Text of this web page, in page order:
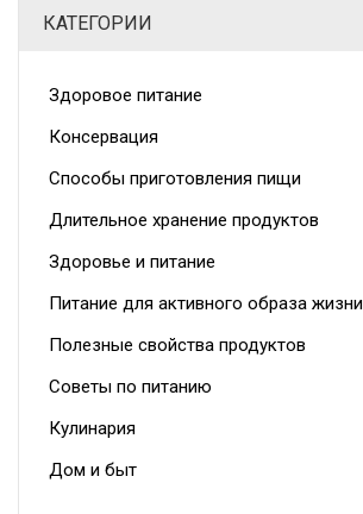
КАТЕГОРИИ
Здоровое питание
Консервация
Способы приготовления пищи
Длительное хранение продуктов
Здоровье и питание
Питание для активного образа жизни
Полезные свойства продуктов
Советы по питанию
Кулинария
Дом и быт